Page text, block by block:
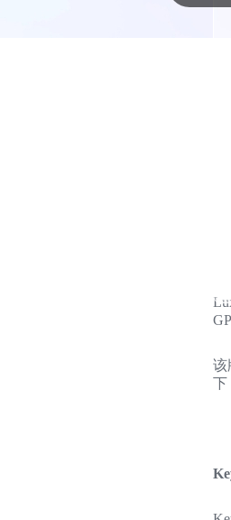
该
下